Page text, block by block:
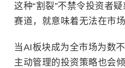
这种“割裂”不禁令投资者疑
赛道，就意味着无法在市场
当AI板块成为全市场为数
主动管理的投资策略也会